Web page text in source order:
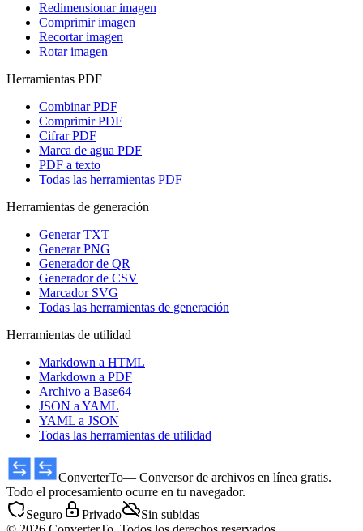
Redimensionar imagen
Comprimir imagen
Recortar imagen
Rotar imagen
Herramientas PDF
Combinar PDF
Comprimir PDF
Cifrar PDF
Marca de agua PDF
PDF a texto
Todas las herramientas PDF
Herramientas de generación
Generar TXT
Generar PNG
Generador de QR
Generador de CSV
Marcador SVG
Todas las herramientas de generación
Herramientas de utilidad
Markdown a HTML
Markdown a PDF
Archivo a Base64
JSON a YAML
YAML a JSON
Todas las herramientas de utilidad
ConverterTo— Conversor de archivos en línea gratis.
Todo el procesamiento ocurre en tu navegador.
Seguro
Privado
Sin subidas